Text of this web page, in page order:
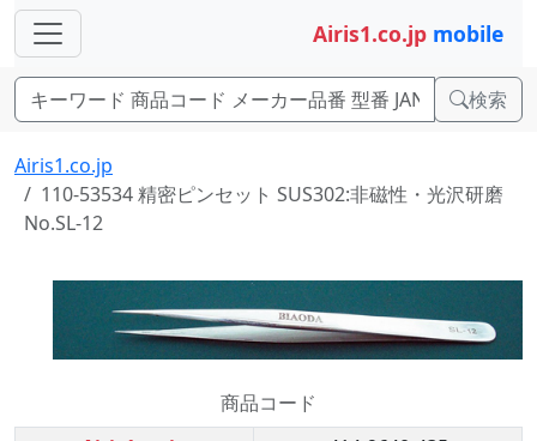
Airis1.co.jp mobile
検索
Airis1.co.jp
110-53534 精密ピンセット SUS302:非磁性・光沢研磨
No.SL-12
商品コード